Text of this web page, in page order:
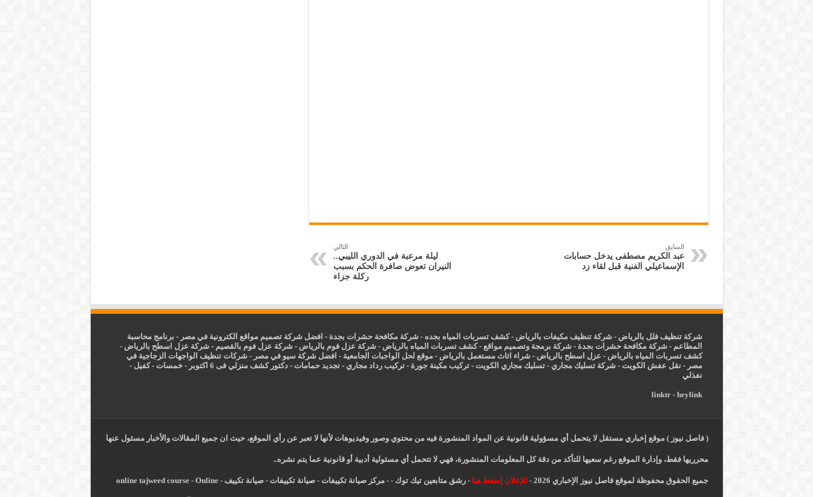
السابق
عبد الكريم مصطفى يدخل حسابات
الإسماعيلي الفنية قبل لقاء زد
التالي
ليلة مرعبة في الدوري الليبي..
النيران تعوض صافرة الحكم بسبب
ركلة جزاء
شركة تنظيف فلل بالرياض -شركة تنظيف مكيفات بالرياض -كشف تسربات المياه بجده -شركة مكافحة حشرات بجدة - افضل شركة تصميم مواقع الكترونية في مصر - برنامج محاسبة
المطاعم -شركة مكافحة حشرات بجدة -شركة برمجة وتصميم مواقع -كشف تسربات المياه بالرياض -شركة عزل فوم بالرياض -شركة عزل فوم بالقصيم -شركة عزل اسطح بالرياض -
كشف تسربات المياه بالرياض - عزل اسطح بالرياض -شراء اثاث مستعمل بالرياض - موقع لحل الواجبات الجامعية - افضل شركة سيو في مصر -شركات تنظيف الواجهات الزجاجية في
مصر - نقل عفش الكويت -شركة تسليك مجاري -تسليك مجاري الكويت -تركيب مكينة جورة -تركيب رداد مجاري -تجديد حمامات -دكتور كشف منزلي فى 6 اكتوبر -خمسات -كفيل -
نفذلي
linktr- heylink
( فاصل نيوز ) موقع إخباري مستقل لا يتحمل أي مسؤولية قانونية عن المواد المنشورة فيه من محتوي وصور وفيديوهات لأنها لا تعبر عن رأي الموقع، حيث ان جميع المقالات والأخبار مسئول عنها
محرريها فقط، وإدارة الموقع رغم سعيها للتأكد من دقة كل المعلومات المنشورة، فهي لا تتحمل أي مسئولية أدبية أو قانونية عما يتم نشره..
جميع الحقوق محفوظة لموقع فاصل نيوز الإخباري 2026 - للإعلان إضغط هنا -رشق متابعين تيك توك -
-مركز صيانة تكييفات -صيانة تكييفات -صيانة تكييف -
online tajweed course- Online